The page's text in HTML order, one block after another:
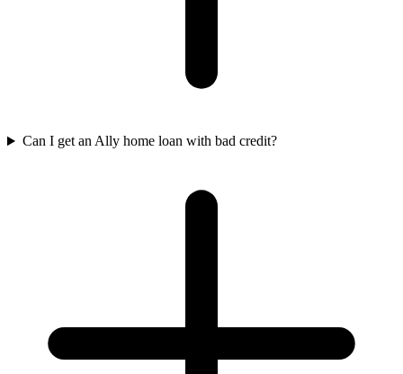
Can I get an Ally home loan with bad credit?